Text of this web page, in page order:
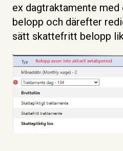
ex dagtraktamente med
belopp och därefter
sätt skattefritt belopp